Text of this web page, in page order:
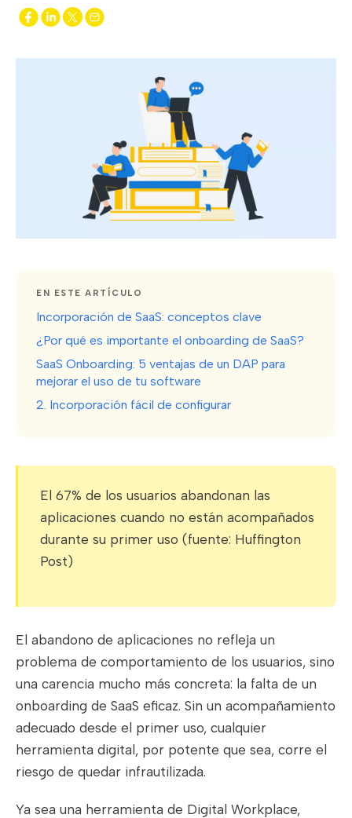
EN ESTE ARTÍCULO
Incorporación de SaaS: conceptos clave
¿Por qué es importante el onboarding de SaaS?
SaaS Onboarding: 5 ventajas de un DAP para
mejorar el uso de tu software
2. Incorporación fácil de configurar
El 67% de los usuarios abandonan las
aplicaciones cuando no están acompañados
durante su primer uso (fuente: Huffington
Post)
El abandono de aplicaciones no refleja un
problema de comportamiento de los usuarios, sino
una carencia mucho más concreta: la falta de un
onboarding de SaaS eficaz. Sin un acompañamiento
adecuado desde el primer uso, cualquier
herramienta digital, por potente que sea, corre el
riesgo de quedar infrautilizada.
Ya sea una herramienta de Digital Workplace,